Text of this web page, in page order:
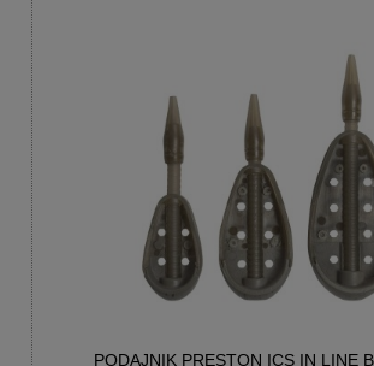
PODAJNIK PRESTON ICS IN LINE